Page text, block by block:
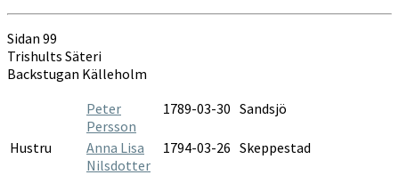
Sidan 99
Trishults Säteri
Backstugan Källeholm
Peter
Persson
1789-03-30 Sandsjö
Hustru
Anna Lisa
Nilsdotter
1794-03-26 Skeppestad